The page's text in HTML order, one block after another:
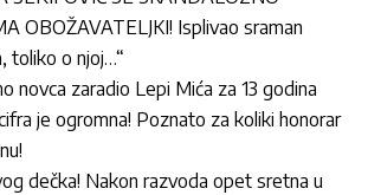
OBOŽAVATELJKI! Isplivao sraman
toliko o njoj…“
novca zaradio Lepi Mića za 13 godina
je ogromna! Poznato za koliki honorar
dečka! Nakon razvoda opet sretna u